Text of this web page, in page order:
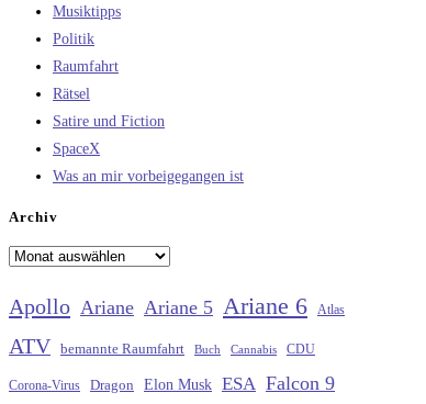
Musiktipps
Politik
Raumfahrt
Rätsel
Satire und Fiction
SpaceX
Was an mir vorbeigegangen ist
Archiv
Archiv
Apollo Ariane Ariane 5 Ariane 6 Atlas
ATV bemannte Raumfahrt Buch Cannabis CDU
Corona-Virus Dragon Elon Musk ESA Falcon 9